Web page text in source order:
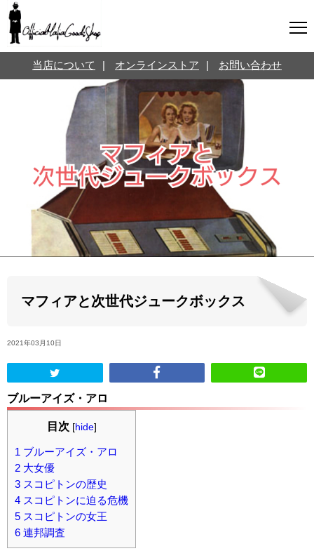
Twitterはこちら @jpmeyerlanskytm
お知らせ マフィアの小話
三分で学ぶマフィア暗黒史 名言・悩み相談
時事ニュース 書籍紹介
ABOUT US
当店の紹介
オンラインストア
お問い合わせ
当店について オンラインストア お問い合わせ
マフィアと次世代ジュークボックス
2021年03月10日
ブルーアイズ・アロ
目次 [hide]
1 ブルーアイズ・アロ
2 大女優
3 スコピトンの歴史
4 スコピトンに迫る危機
5 スコピトンの女王
6 連邦調査
オンラインストア
お問い合わせ
言葉のお医者さん